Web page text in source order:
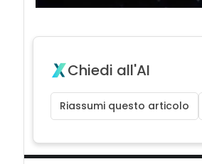
Chiedi all'AI
Riassumi questo articolo